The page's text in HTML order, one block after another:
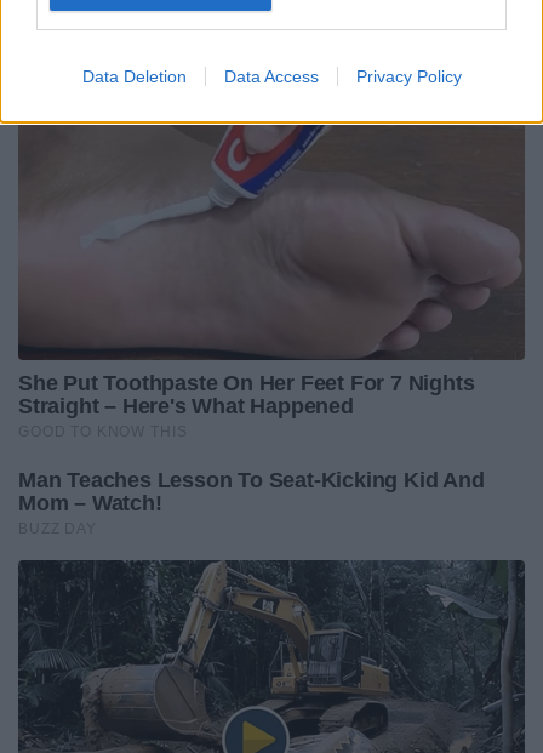
Data Deletion Data Access Privacy Policy